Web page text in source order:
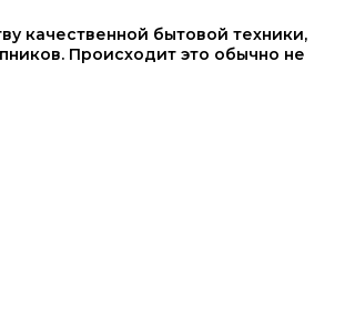
качественной бытовой техники,
Происходит это обычно не